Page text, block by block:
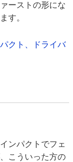
ーストの形にな
す。
クト、ドライバ
ンパクトでフェ
こういった方の